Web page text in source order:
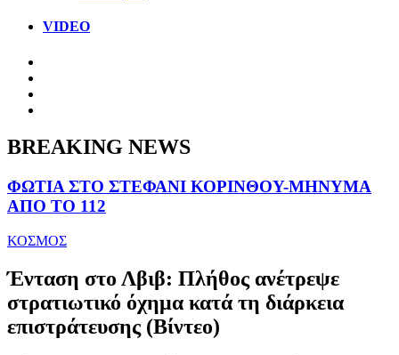
VIDEO
BREAKING NEWS
ΦΩΤΙΑ ΣΤΟ ΣΤΕΦΑΝΙ ΚΟΡΙΝΘΟΥ-ΜΗΝΥΜΑ
ΑΠΟ ΤΟ 112
ΚΟΣΜΟΣ
Ένταση στο Λβιβ: Πλήθος ανέτρεψε
στρατιωτικό όχημα κατά τη διάρκεια
επιστράτευσης (Βίντεο)